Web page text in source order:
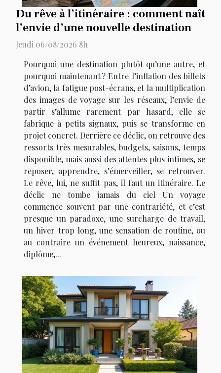
Du rêve à l’itinéraire : comment naît
l’envie d’une nouvelle destination
Jeudi 06/08/2026 8h
Pourquoi une destination plutôt qu’une autre, et
pourquoi maintenant ? Entre l’inflation des billets
d’avion, la fatigue post-écrans, et la multiplication
des images de voyage sur les réseaux, l’envie de
partir s’allume rarement par hasard, elle se
fabrique à petits signaux, puis se transforme en
projet concret. Derrière ce déclic, on retrouve des
ressorts très mesurables, budgets, saisons, temps
disponible, mais aussi des attentes plus intimes, se
reposer, apprendre, s’émerveiller, se retrouver.
Le rêve, lui, ne suffit pas, il faut un itinéraire. Le
déclic ne tombe jamais du ciel Un voyage
commence souvent par une contrariété, et c’est
presque un paradoxe, une surcharge de travail,
un hiver trop long, une sensation de routine, ou
au contraire un événement heureux, naissance,
diplôme,...